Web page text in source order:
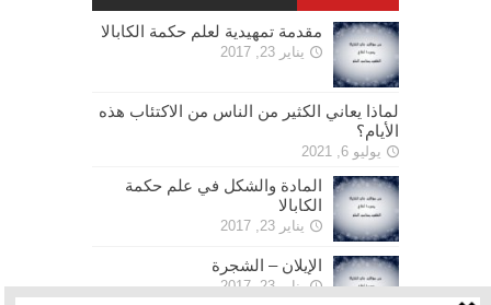
مقدمة تمهيدية لعلم حكمة الكابالا
يناير 23, 2017
لماذا يعاني الكثير من الناس من الاكتئاب هذه
الأيام؟
يوليو 6, 2021
المادة والشكل في علم حكمة
الكابالا
يناير 23, 2017
الإيلان – الشجرة
يناير 23, 2017